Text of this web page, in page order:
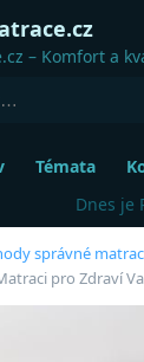
– Komfort a
Témata
Dnes je
správné
pro Zdraví